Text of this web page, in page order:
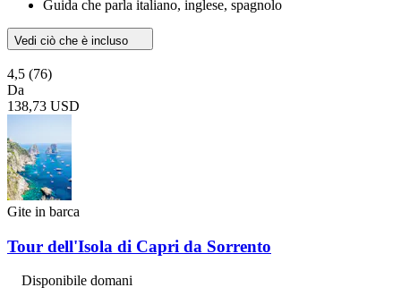
Guida che parla italiano, inglese, spagnolo
Vedi ciò che è incluso
4,5 (76)
Da
138,73 USD
Gite in barca
Tour dell'Isola di Capri da Sorrento
Disponibile domani